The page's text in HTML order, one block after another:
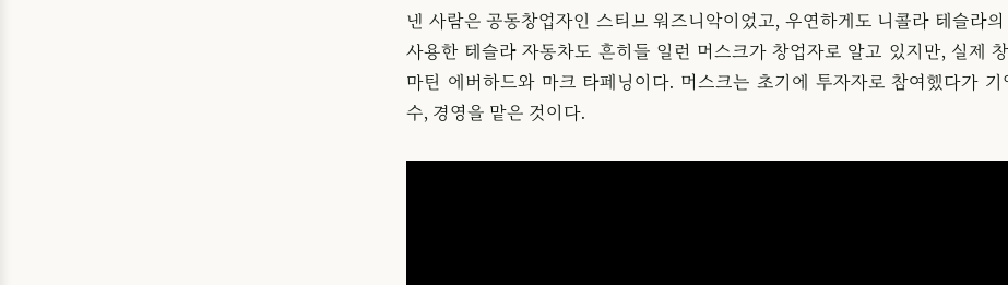
낸 사람은 공동창업자인 스티브 워즈니악이었고, 우연하게도 니콜라 테슬라의
사용한 테슬라 자동차도 흔히들 일런 머스크가 창업자로 알고 있지만, 실제
마틴 에버하드와 마크 타페닝이다. 머스크는 초기에 투자자로 참여했다가 기
수, 경영을 맡은 것이다.